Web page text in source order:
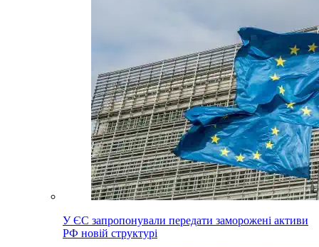
У ЄС запропонували передати заморожені активи
РФ новій структурі